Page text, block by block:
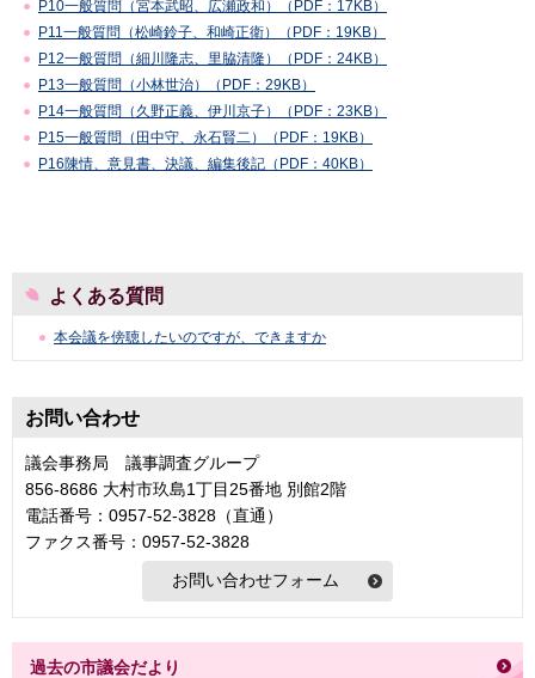
P10一般質問（宮本武昭、広瀬政和）（PDF：17KB）
P11一般質問（松崎鈴子、和崎正衛）（PDF：19KB）
P12一般質問（細川隆志、里脇清隆）（PDF：24KB）
P13一般質問（小林世治）（PDF：29KB）
P14一般質問（久野正義、伊川京子）（PDF：23KB）
P15一般質問（田中守、永石賢二）（PDF：19KB）
P16陳情、意見書、決議、編集後記（PDF：40KB）
よくある質問
本会議を傍聴したいのですが、できますか
お問い合わせ
議会事務局 議事調査グループ
856-8686 大村市玖島1丁目25番地 別館2階
電話番号：0957-52-3828（直通）
ファクス番号：0957-52-3828
過去の市議会だより